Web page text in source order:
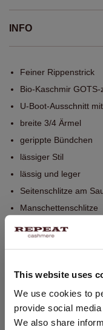
This website uses
We use cookies to
provide social
We also share
INFO
Feiner Rippenstrick
Bio-Kaschmir
U-Boot-Ausschnitt
breite 3/4 Ärmel
gerippte Bündchen
lässiger Stil
lässig und leger
Seitenschlitze am
Manschettenschlitze
Ganzes
GRÖSSE &
STANDORT
Sie besuchen
Möchten Sie Ihre